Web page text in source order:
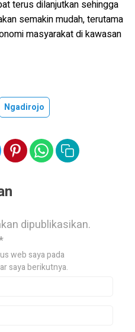
terus dilanjutkan sehingga
semakin mudah, terutama
masyarakat di kawasan
Ngadirojo
dipublikasikan.
web saya pada
saya berikutnya.